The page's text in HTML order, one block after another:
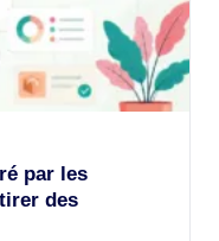
par les
des